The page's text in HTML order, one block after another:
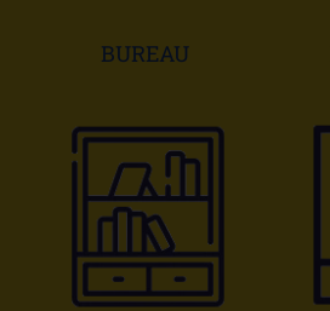
BUREAU